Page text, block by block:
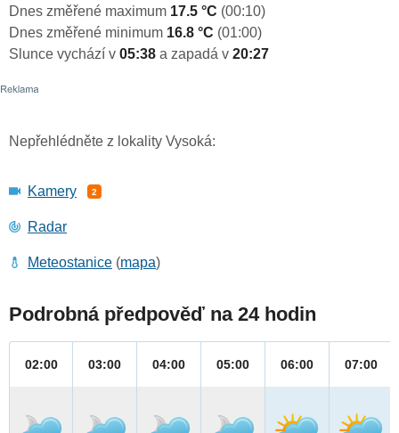
Dnes změřené maximum 17.5 °C (00:10)
Dnes změřené minimum 16.8 °C (01:00)
Slunce vychází v 05:38 a zapadá v 20:27
Nepřehlédněte z lokality Vysoká:
Kamery 2
Radar
Meteostanice (mapa)
Podrobná předpověď na 24 hodin
02:00 03:00 04:00 05:00 06:00 07:00